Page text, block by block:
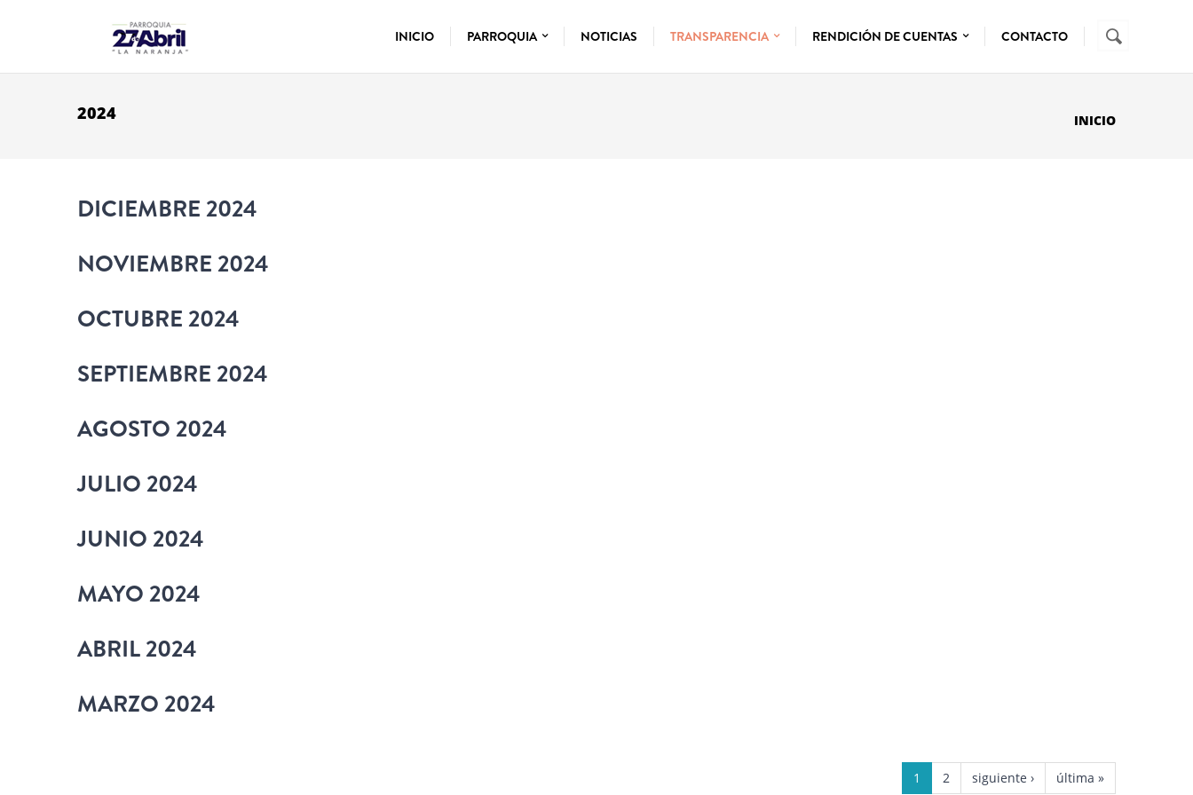
INICIO PARROQUIA NOTICIAS TRANSPARENCIA RENDICIÓN DE CUENTAS CONTACTO
DE
Buscar
2024 INICIO
DICIEMBRE 2024
NOVIEMBRE 2024
OCTUBRE 2024
SEPTIEMBRE 2024
AGOSTO 2024
JULIO 2024
JUNIO 2024
MAYO 2024
ABRIL 2024
MARZO 2024
1 2 siguiente › última »